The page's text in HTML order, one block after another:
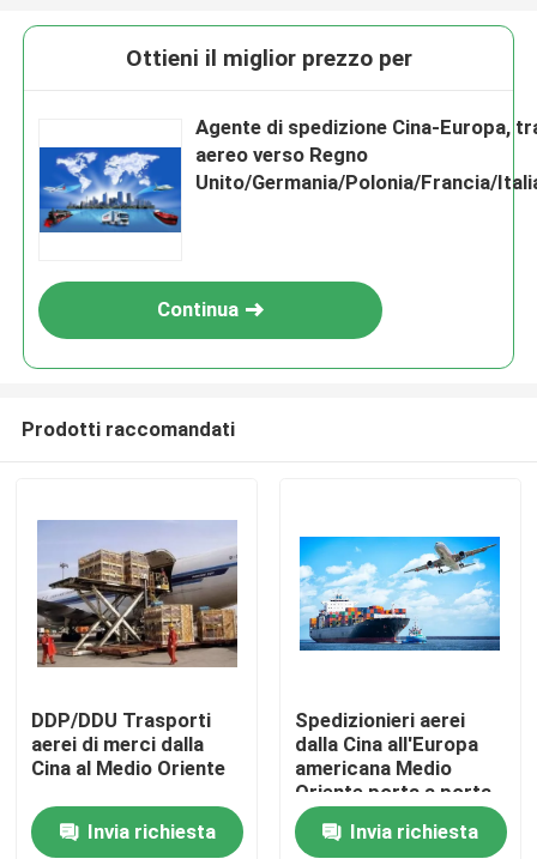
Prodotti
Video
Ottieni il miglior prezzo per
Agente di spedizione Cina-Europa,
aereo verso Regno
Unito/Germania/Polonia/Francia/
Continua
Prodotti raccomandati
DDP/DDU Trasporti
aerei di merci dalla
Cina al Medio Oriente
Invia richiesta
Spedizionieri aerei
dalla Cina all'Europa
americana Medio
Oriente porta a porta
Invia richiesta